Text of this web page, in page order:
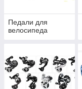
Педали для
велосипеда